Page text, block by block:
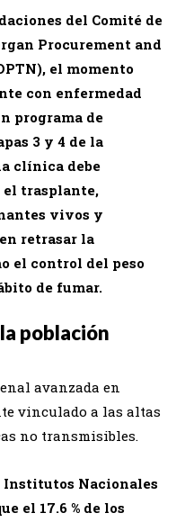
del Comité de
Procurement and
el momento
con enfermedad
programa de
3 y 4 de la
clínica debe
el trasplante,
vivos y
retrasar la
el control del peso
de fumar.
población
avanzada en
vinculado a las altas
no transmisibles.
Institutos Nacionales
el 17.6 % de los